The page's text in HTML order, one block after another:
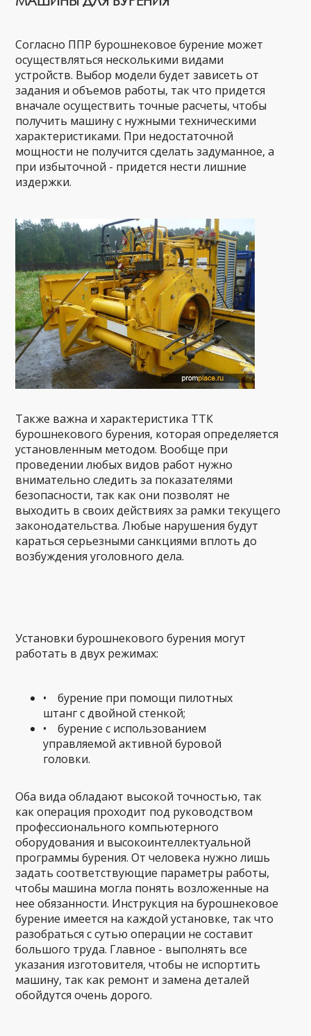
Согласно ППР бурошнековое бурение может
осуществляться несколькими видами
устройств. Выбор модели будет зависеть от
задания и объемов работы, так что придется
вначале осуществить точные расчеты, чтобы
получить машину с нужными техническими
характеристиками. При недостаточной
мощности не получится сделать задуманное, а
при избыточной - придется нести лишние
издержки.
Также важна и характеристика ТТК
бурошнекового бурения, которая определяется
установленным методом. Вообще при
проведении любых видов работ нужно
внимательно следить за показателями
безопасности, так как они позволят не
выходить в своих действиях за рамки текущего
законодательства. Любые нарушения будут
караться серьезными санкциями вплоть до
возбуждения уголовного дела.
Установки бурошнекового бурения могут
работать в двух режимах:
• бурение при помощи пилотных
штанг с двойной стенкой;
• бурение с использованием
управляемой активной буровой
головки.
Оба вида обладают высокой точностью, так
как операция проходит под руководством
профессионального компьютерного
оборудования и высокоинтеллектуальной
программы бурения. От человека нужно лишь
задать соответствующие параметры работы,
чтобы машина могла понять возложенные на
нее обязанности. Инструкция на бурошнековое
бурение имеется на каждой установке, так что
разобраться с сутью операции не составит
большого труда. Главное - выполнять все
указания изготовителя, чтобы не испортить
машину, так как ремонт и замена деталей
обойдутся очень дорого.